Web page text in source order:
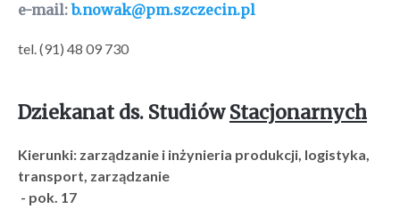
e-mail:b.nowak@pm.szczecin.pl
tel. (91) 48 09 730
Dziekanat ds. StudiówStacjonarnych
Kierunki: zarządzanie i inżynieria produkcji, logistyka,
transport, zarządzanie
- pok. 17